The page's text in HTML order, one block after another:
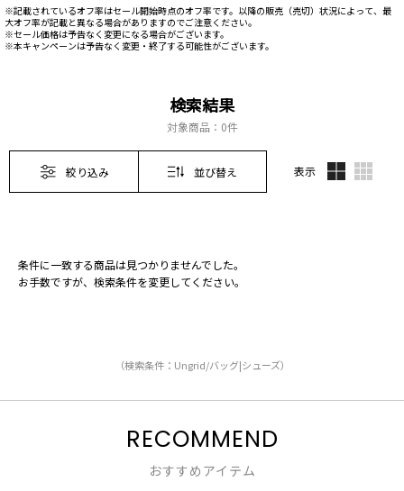
※記載されているオフ率はセール開始時点のオフ率です。以降の販売（売切）状況によって、最
大オフ率が記載と異なる場合がありますのでご注意ください。
※セール価格は予告なく変更になる場合がございます。
※本キャンペーンは予告なく変更・終了する可能性がございます。
検索結果
対象商品： 0件
絞り込み 並び替え 表示
条件に一致する商品は見つかりませんでした。
お手数ですが、検索条件を変更してください。
（検索条件：Ungrid/バッグ|シューズ）
RECOMMEND
おすすめアイテム